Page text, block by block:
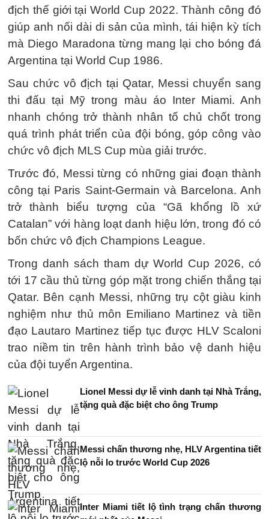
địch thế giới tại World Cup 2022. Thành công đó
giúp anh nối dài di sản của mình, tái hiện kỳ tích
mà Diego Maradona từng mang lại cho bóng đá
Argentina tại World Cup 1986.
Sau chức vô địch tại Qatar, Messi chuyển sang
thi đấu tại Mỹ trong màu áo Inter Miami. Anh
nhanh chóng trở thành nhân tố chủ chốt trong
quá trình phát triển của đội bóng, góp công vào
chức vô địch MLS Cup mùa giải trước.
Trước đó, Messi từng có những giai đoạn thành
công tại Paris Saint-Germain và Barcelona. Anh
trở thành biểu tượng của “Gã khổng lồ xứ
Catalan” với hàng loạt danh hiệu lớn, trong đó có
bốn chức vô địch Champions League.
Trong danh sách tham dự World Cup 2026, có
tới 17 cầu thủ từng góp mặt trong chiến thắng tại
Qatar. Bên cạnh Messi, những trụ cột giàu kinh
nghiệm như thủ môn Emiliano Martinez và tiền
đạo Lautaro Martinez tiếp tục được HLV Scaloni
trao niềm tin trên hành trình bảo vệ danh hiệu
của đội tuyển Argentina.
Lionel Messi dự lễ vinh danh tại Nhà Trắng,
tặng quà đặc biệt cho ông Trump
Messi chấn thương nhẹ, HLV Argentina tiết
lộ nỗi lo trước World Cup 2026
Inter Miami tiết lộ tình trạng chấn thương